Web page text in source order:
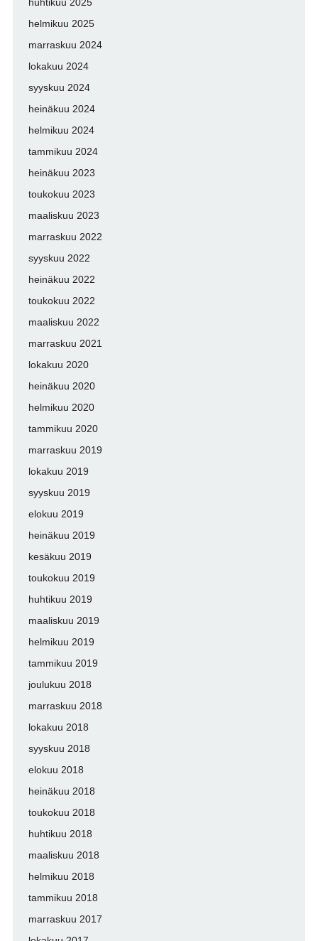
helmikuu 2025
marraskuu 2024
lokakuu 2024
syyskuu 2024
heinäkuu 2024
helmikuu 2024
tammikuu 2024
heinäkuu 2023
toukokuu 2023
maaliskuu 2023
marraskuu 2022
syyskuu 2022
heinäkuu 2022
toukokuu 2022
maaliskuu 2022
marraskuu 2021
lokakuu 2020
heinäkuu 2020
helmikuu 2020
tammikuu 2020
marraskuu 2019
lokakuu 2019
syyskuu 2019
elokuu 2019
heinäkuu 2019
kesäkuu 2019
toukokuu 2019
huhtikuu 2019
maaliskuu 2019
helmikuu 2019
tammikuu 2019
joulukuu 2018
marraskuu 2018
lokakuu 2018
syyskuu 2018
elokuu 2018
heinäkuu 2018
toukokuu 2018
huhtikuu 2018
maaliskuu 2018
helmikuu 2018
tammikuu 2018
marraskuu 2017